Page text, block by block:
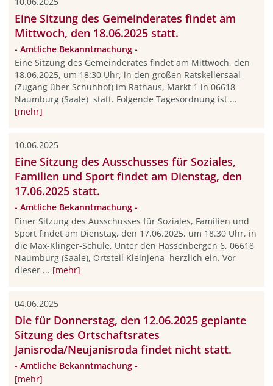
Eine Sitzung des Gemeinderates findet am
Mittwoch, den 18.06.2025 statt.
- Amtliche Bekanntmachung -
Eine Sitzung des Gemeinderates findet am Mittwoch, den
18.06.2025, um 18:30 Uhr, in den großen Ratskellersaal
(Zugang über Schuhhof) im Rathaus, Markt 1 in 06618
Naumburg (Saale) statt. Folgende Tagesordnung ist ...
[mehr]
10.06.2025
Eine Sitzung des Ausschusses für Soziales,
Familien und Sport findet am Dienstag, den
17.06.2025 statt.
- Amtliche Bekanntmachung -
Einer Sitzung des Ausschusses für Soziales, Familien und
Sport findet am Dienstag, den 17.06.2025, um 18.30 Uhr, in
die Max-Klinger-Schule, Unter den Hassenbergen 6, 06618
Naumburg (Saale), Ortsteil Kleinjena herzlich ein. Vor
dieser ... [mehr]
04.06.2025
Die für Donnerstag, den 12.06.2025 geplante
Sitzung des Ortschaftsrates
Janisroda/Neujanisroda findet nicht statt.
- Amtliche Bekanntmachung -
[mehr]